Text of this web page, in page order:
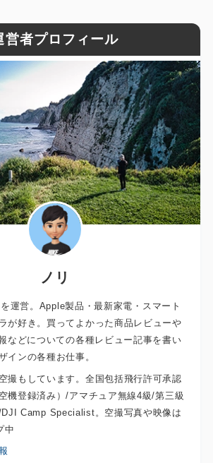
営者プロフィール
ノリ
運営。Apple製品・最新家電・スマート
が好き。買ってよかった商品レビューや
などについての各種レビュー記事を書い
インの各種お仕事。
撮もしています。全国包括飛行許可承認
機登録済み）/アマチュア無線4級/第三級
Camp Specialist。空撮写真や映像は
中